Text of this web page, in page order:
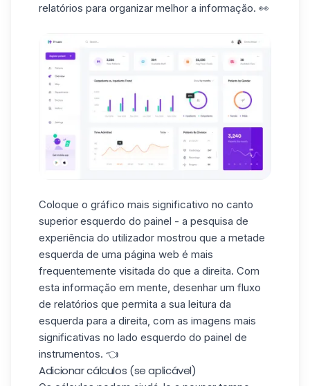
relatórios para organizar melhor a informação. 👀
Coloque o gráfico mais significativo no canto
superior esquerdo do painel - a pesquisa de
experiência do utilizador mostrou que a metade
esquerda de uma página web é mais
frequentemente visitada do que a direita. Com
esta informação em mente, desenhar um fluxo
de relatórios que permita a sua leitura da
esquerda para a direita, com as imagens mais
significativas no lado esquerdo do painel de
instrumentos. 👈
Adicionar cálculos (se aplicável)